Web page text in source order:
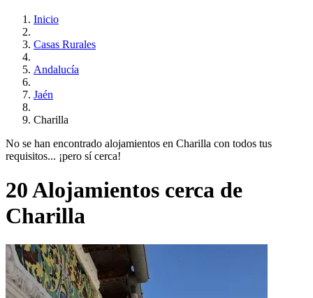
Inicio
Casas Rurales
Andalucía
Jaén
Charilla
No se han encontrado alojamientos en Charilla con todos tus
requisitos... ¡pero sí cerca!
20 Alojamientos cerca de
Charilla